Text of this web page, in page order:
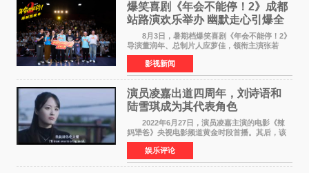
爆笑喜剧《年会不能停！2》成都
站路演欢乐举办 幽默走心引爆全
场共鸣
8月3日，暑期档爆笑喜剧《年会不能停！2》
导演董润年、总制片人应萝佳，领衔主演张若
昀、白客，惊喜出演庄达菲，特别主演孙艺洲，
特别出演田雨，友情出演欧阳奋强出席成都路
演，与观众近距离互
影视新闻
演员凌嘉出道四周年，刘诗语和
陆雪琪成为其代表角色
2022年6月27日，演员凌嘉主演的电影《辣
妈犟爸》央视电影频道黄金时段首播。其后，该
电影在央视电影频道多次复播（2022年8月10
日，2022年9月30日，2023年7月17日，2025年7
月14日）。除了多次复
娱乐评论